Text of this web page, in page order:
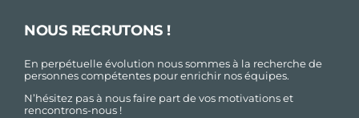
NOUS RECRUTONS !
En perpétuelle évolution nous sommes à la recherche de
personnes compétentes pour enrichir nos équipes.
N’hésitez pas à nous faire part de vos motivations et
rencontrons-nous !